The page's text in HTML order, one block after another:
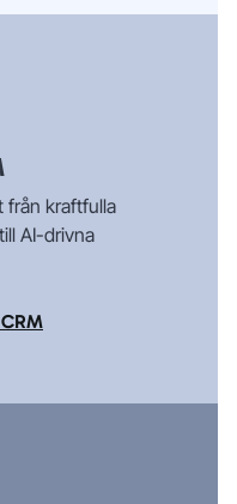
från kraftfulla
AI-drivna